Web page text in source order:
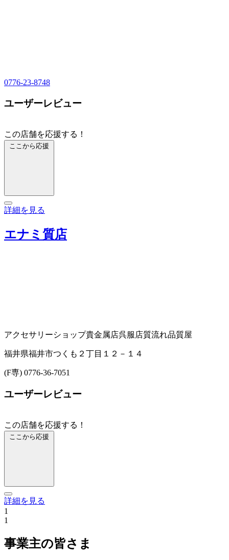
0776-23-8748
ユーザーレビュー
この店舗を応援する！
ここから応援
詳細を見る
エナミ質店
アクセサリーショップ貴金属店呉服店質流れ品質屋
福井県福井市つくも２丁目１２－１４
(F専) 0776-36-7051
ユーザーレビュー
この店舗を応援する！
ここから応援
詳細を見る
1
1
事業主の皆さま